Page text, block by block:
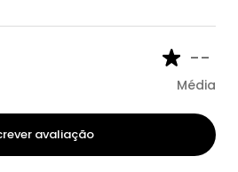
--
Média
avaliação